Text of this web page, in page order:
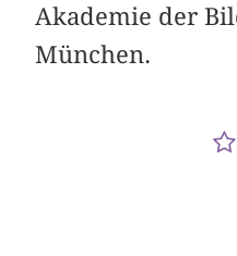
Akademie der
München.